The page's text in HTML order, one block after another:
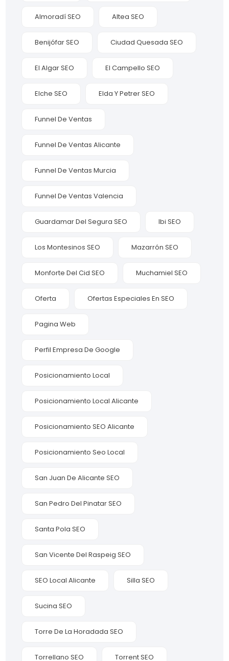
Almoradí SEO Altea SEO
Benijófar SEO Ciudad Quesada SEO
El Algar SEO El Campello SEO
Elche SEO Elda Y Petrer SEO
Funnel De Ventas
Funnel De Ventas Alicante
Funnel De Ventas Murcia
Funnel De Ventas Valencia
Guardamar Del Segura SEO Ibi SEO
Los Montesinos SEO Mazarrón SEO
Monforte Del Cid SEO Muchamiel SEO
Oferta Ofertas Especiales En SEO
Pagina Web
Perfil Empresa De Google
Posicionamiento Local
Posicionamiento Local Alicante
Posicionamiento SEO Alicante
Posicionamiento Seo Local
San Juan De Alicante SEO
San Pedro Del Pinatar SEO
Santa Pola SEO
San Vicente Del Raspeig SEO
SEO Local Alicante Silla SEO
Sucina SEO
Torre De La Horadada SEO
Torrellano SEO Torrent SEO